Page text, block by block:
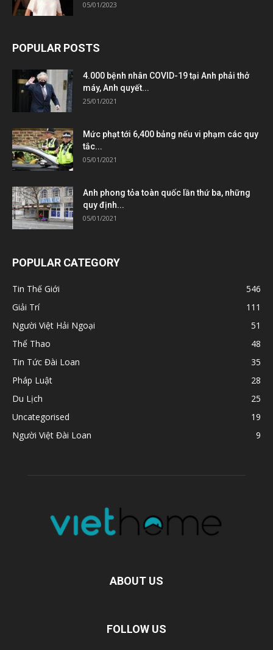
05/01/2023
POPULAR POSTS
4.000 bệnh nhân COVID-19 tại Anh phải thở
máy, Anh quyết...
25/01/2021
Mức phạt tới 6,400 bảng nếu vi phạm các quy
tắc...
05/01/2021
Anh phong tỏa toàn quốc lần thứ ba, những
quy định...
05/01/2021
POPULAR CATEGORY
Tin Thế Giới
546
Giải Trí
111
Người Việt Hải Ngoại
51
Thể Thao
48
Tin Tức Đài Loan
35
Pháp Luật
28
Du Lịch
25
Uncategorised
19
Người Việt Đài Loan
9
ABOUT US
FOLLOW US